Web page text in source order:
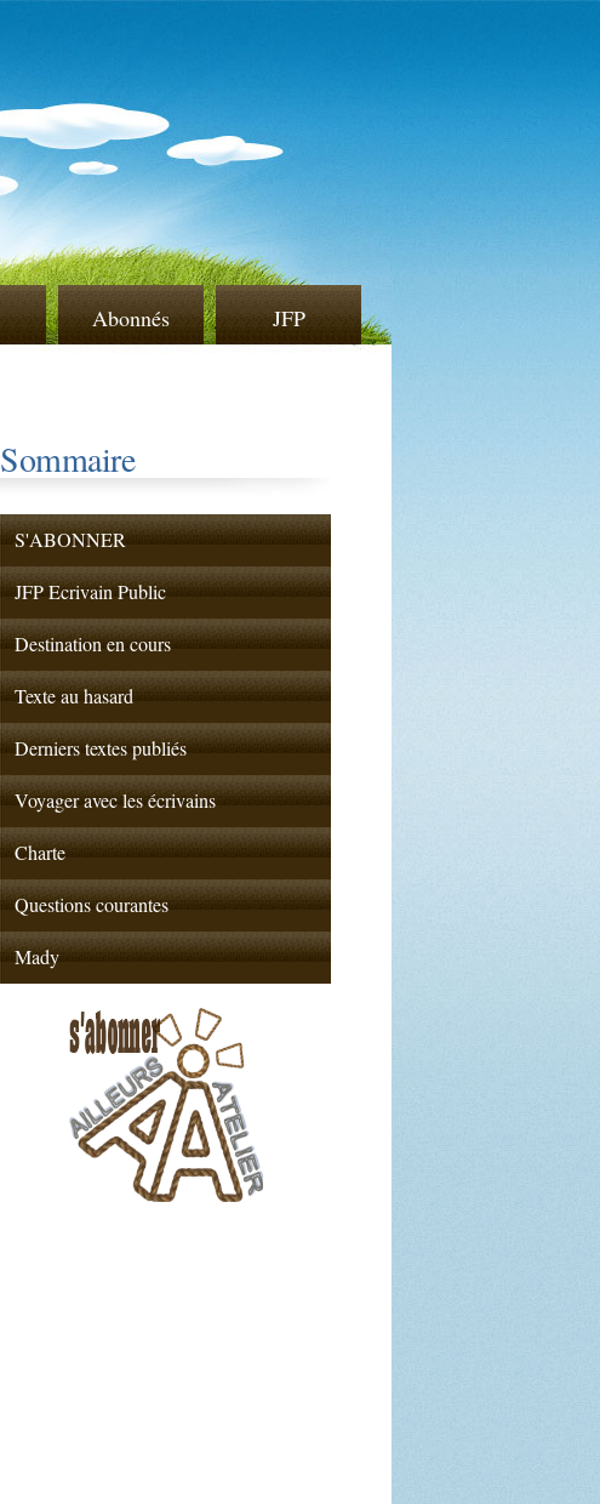
Abonnés JFP
Sommaire
S'ABONNER
JFP Ecrivain Public
Destination en cours
Texte au hasard
Derniers textes publiés
Voyager avec les écrivains
Charte
Questions courantes
Mady